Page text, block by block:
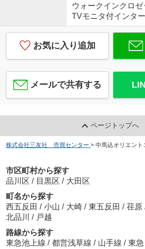
ウォークインクロゼ
TVモニタ付インタ
お気に入り追加
メールで共有する
ページトップへ
株式会社三友社 売買センター > 中馬込オリエント
市区町村から探す
品川区 / 目黒区 / 大田区
町名から探す
西五反田 / 小山 / 大崎 / 東五反田 / 荏原
北品川 / 戸越
路線から探す
東急池上線 / 都営浅草線 / 山手線 / 東